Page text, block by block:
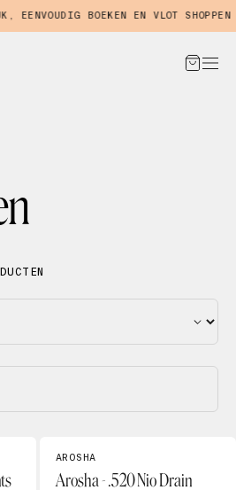
BOEKEN EN VLOT SHOPPEN IN
AROSHA
Arosha - .520 Nio Drain